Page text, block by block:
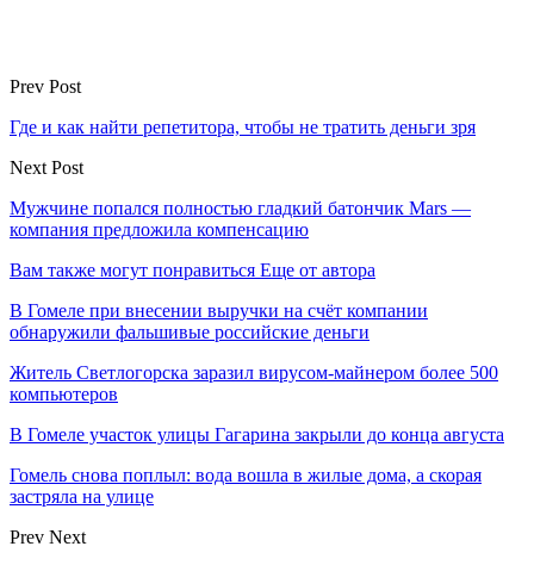
Prev Post
Где и как найти репетитора, чтобы не тратить деньги зря
Next Post
Мужчине попался полностью гладкий батончик Mars —
компания предложила компенсацию
Вам также могут понравиться Еще от автора
В Гомеле при внесении выручки на счёт компании
обнаружили фальшивые российские деньги
Житель Светлогорска заразил вирусом-майнером более 500
компьютеров
В Гомеле участок улицы Гагарина закрыли до конца августа
Гомель снова поплыл: вода вошла в жилые дома, а скорая
застряла на улице
Prev Next